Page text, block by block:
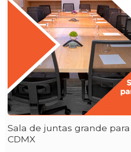
Sala de juntas grande
CDMX